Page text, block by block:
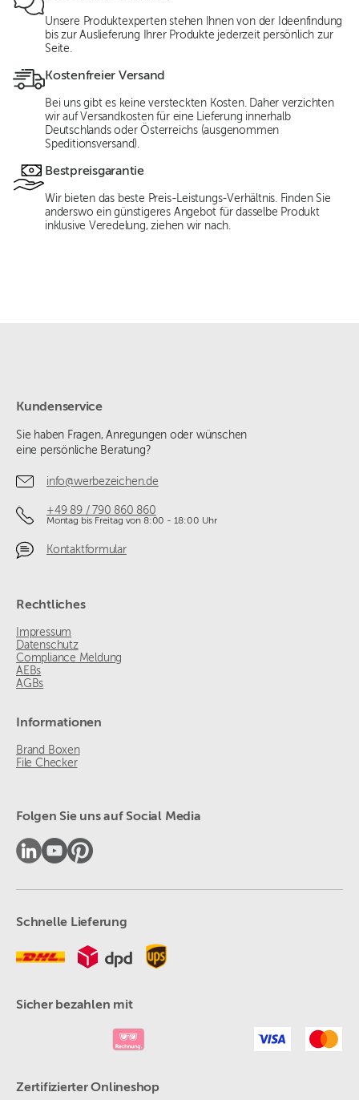
Unsere Produktexperten stehen Ihnen von der Ideenfindung
bis zur Auslieferung Ihrer Produkte jederzeit persönlich zur
Seite.
Kostenfreier Versand
Bei uns gibt es keine versteckten Kosten. Daher verzichten
wir auf Versandkosten für eine Lieferung innerhalb
Deutschlands oder Österreichs (ausgenommen
Speditionsversand).
Bestpreisgarantie
Wir bieten das beste Preis-Leistungs-Verhältnis. Finden Sie
anderswo ein günstigeres Angebot für dasselbe Produkt
inklusive Veredelung, ziehen wir nach.
Kundenservice
Sie haben Fragen, Anregungen oder wünschen
eine persönliche Beratung?
info@werbezeichen.de
+49 89 / 790 860 860
Montag bis Freitag von 8:00 - 18:00 Uhr
Kontaktformular
Rechtliches
Impressum
Datenschutz
Compliance Meldung
AEBs
AGBs
Informationen
Brand Boxen
File Checker
Folgen Sie uns auf Social Media
Schnelle Lieferung
Sicher bezahlen mit
Zertifizierter Onlineshop